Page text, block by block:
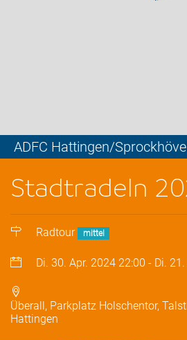
ADFC Hattingen/
Stadtradeln
Radtour mittel
Di. 30. Apr. 2024 22:00 - Di.
Überall, Parkplatz Holschentor,
Hattingen